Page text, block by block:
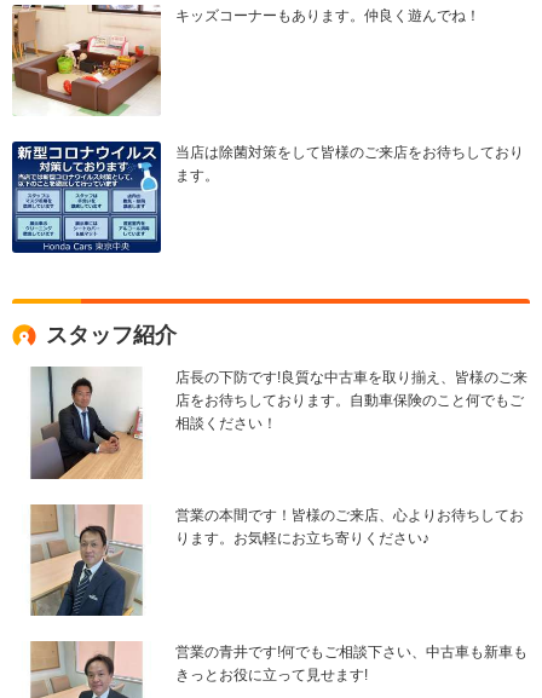
キッズコーナーもあります。仲良く遊んでね！
当店は除菌対策をして皆様のご来店をお待ちしており
ます。
スタッフ紹介
店長の下防です!良質な中古車を取り揃え、皆様のご来
店をお待ちしております。自動車保険のこと何でもご
相談ください！
営業の本間です！皆様のご来店、心よりお待ちしてお
ります。お気軽にお立ち寄りください♪
営業の青井です!何でもご相談下さい、中古車も新車も
きっとお役に立って見せます!